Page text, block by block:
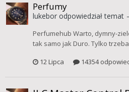
Perfumy
lukeborodpowiedział temat
Perfumehub Warto, dymny-
tak samo jak Duro. Tylko
12 Lipca
14354